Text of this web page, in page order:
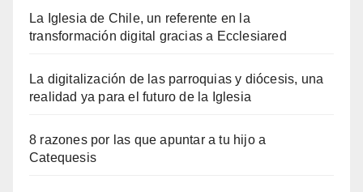
La Iglesia de Chile, un referente en la
transformación digital gracias a Ecclesiared
La digitalización de las parroquias y diócesis, una
realidad ya para el futuro de la Iglesia
8 razones por las que apuntar a tu hijo a
Catequesis